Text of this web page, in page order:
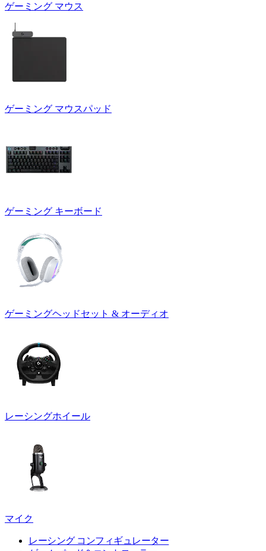
ゲーミング マウス
ゲーミング マウスパッド
ゲーミング キーボード
ゲーミングヘッドセット & オーディオ
レーシングホイール
マイク
レーシング コンフィギュレーター